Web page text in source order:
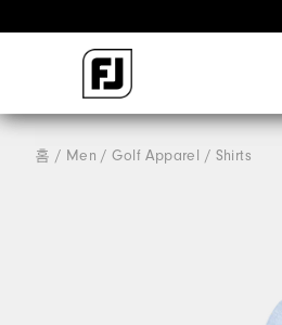
홈 Men Golf Apparel Shirts